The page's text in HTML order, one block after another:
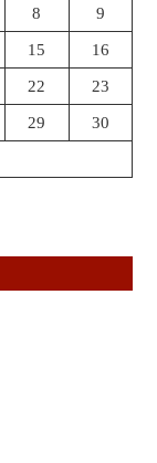
8 9
15 16
22 23
29 30